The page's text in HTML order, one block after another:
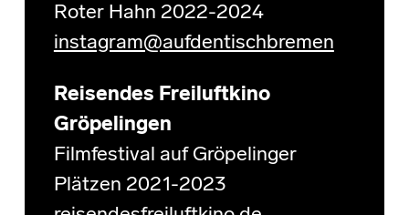
Roter Hahn 2022-2024
instagram@aufdentischbremen
Reisendes Freiluftkino
Gröpelingen
Filmfestival auf Gröpelinger
Plätzen 2021-2023